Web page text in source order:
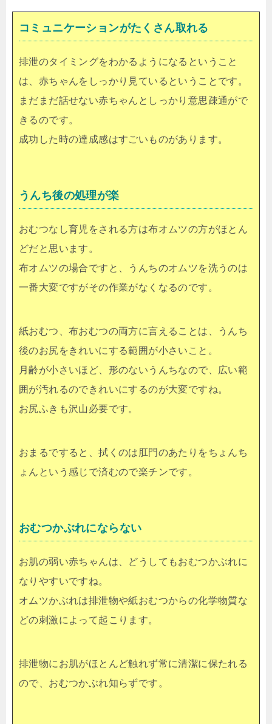
コミュニケーションがたくさん取れる
排泄のタイミングをわかるようになるということ
は、赤ちゃんをしっかり見ているということです。
まだまだ話せない赤ちゃんとしっかり意思疎通がで
きるのです。
成功した時の達成感はすごいものがあります。
うんち後の処理が楽
おむつなし育児をされる方は布オムツの方がほとん
どだと思います。
布オムツの場合ですと、うんちのオムツを洗うのは
一番大変ですがその作業がなくなるのです。
紙おむつ、布おむつの両方に言えることは、うんち
後のお尻をきれいにする範囲が小さいこと。
月齢が小さいほど、形のないうんちなので、広い範
囲が汚れるのできれいにするのが大変ですね。
お尻ふきも沢山必要です。
おまるですると、拭くのは肛門のあたりをちょんち
ょんという感じで済むので楽チンです。
おむつかぶれにならない
お肌の弱い赤ちゃんは、どうしてもおむつかぶれに
なりやすいですね。
オムツかぶれは排泄物や紙おむつからの化学物質な
どの刺激によって起こります。
排泄物にお肌がほとんど触れず常に清潔に保たれる
ので、おむつかぶれ知らずです。